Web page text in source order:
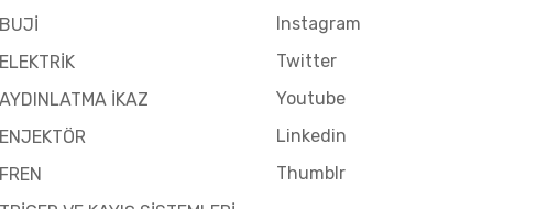
BUJİ
ELEKTRİK
AYDINLATMA İKAZ
ENJEKTÖR
FREN
Instagram
Twitter
Youtube
Linkedin
Thumblr